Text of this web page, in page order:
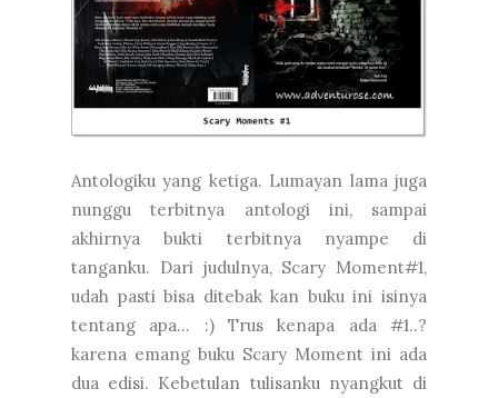
Antologiku yang ketiga. Lumayan lama juga
nunggu terbitnya antologi ini, sampai
akhirnya bukti terbitnya nyampe di
tanganku. Dari judulnya, Scary Moment#1,
udah pasti bisa ditebak kan buku ini isinya
tentang apa... :) Trus kenapa ada #1..?
karena emang buku Scary Moment ini ada
dua edisi. Kebetulan tulisanku nyangkut di